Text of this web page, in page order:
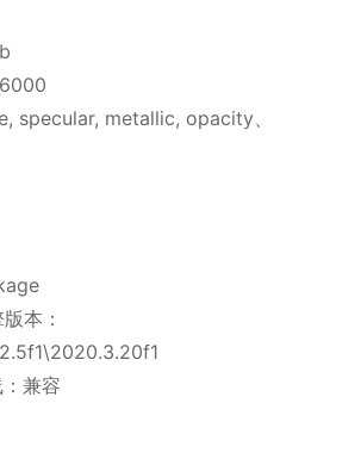
specular, metallic, opacity、
本：
兼容